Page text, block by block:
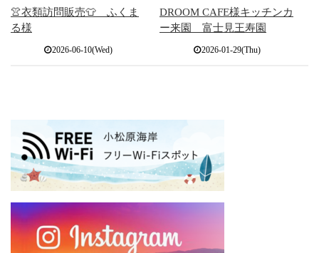
👚衣類訪問販売👕 ふくま
る様
2026-06-10(Wed)
DROOM CAFE様キッチンカ
ー来園 富士見王寿園
2026-01-29(Thu)